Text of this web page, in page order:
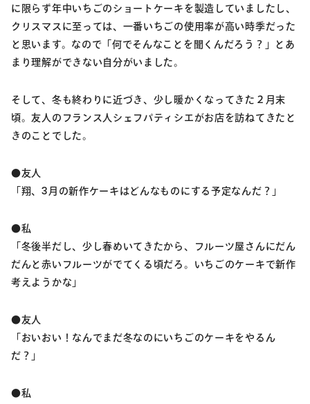
に限らず年中いちごのショートケーキを製造していましたし、
クリスマスに至っては、一番いちごの使用率が高い時季だった
と思います。なので「何でそんなことを聞くんだろう？」とあ
まり理解ができない自分がいました。
そして、冬も終わりに近づき、少し暖かくなってきた２月末
頃。友人のフランス人シェフパティシエがお店を訪ねてきたと
きのことでした。
●友人
「翔、3月の新作ケーキはどんなものにする予定なんだ？」
●私
「冬後半だし、少し春めいてきたから、フルーツ屋さんにだん
だんと赤いフルーツがでてくる頃だろ。いちごのケーキで新作
考えようかな」
●友人
「おいおい！なんでまだ冬なのにいちごのケーキをやるん
だ？」
●私